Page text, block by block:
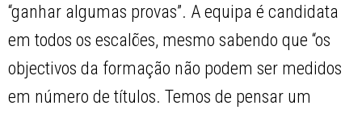
“ganhar algumas provas”. A equipa é candidata
em todos os escalões, mesmo sabendo que “os
objectivos da formação não podem ser medidos
em número de títulos. Temos de pensar um